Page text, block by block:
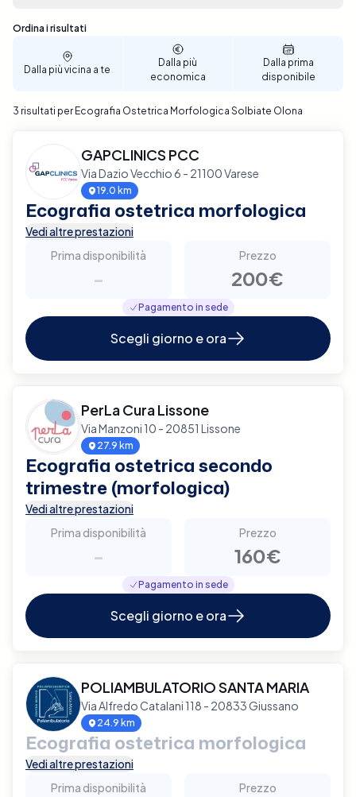
possibile selezionare la data e l'ora che meglio si
adattano alle tue necessità, rendendo la
prenotazione semplice e veloce. Affidati a Elty per
prenotare un'Ecografia Ostetrica Morfologica a
gestione della tua gravidanza.
Sono stati trovati 3 risultati
Ordina i risultati
Dalla più vicina a te
Dalla più
economica
Dalla prima
disponibile
3 risultati per Ecografia Ostetrica Morfologica Solbiate Olona
GAPCLINICS PCC
Via Dazio Vecchio 6 - 21100 Varese
19.0 km
Ecografia ostetrica morfologica
Vedi altre prestazioni
Prima disponibilità
-
Prezzo
200€
Pagamento in sede
Scegli giorno e ora
PerLa Cura Lissone
Via Manzoni 10 - 20851 Lissone
27.9 km
Ecografia ostetrica secondo
trimestre (morfologica)
Vedi altre prestazioni
Prima disponibilità
-
Prezzo
160€
Pagamento in sede
Scegli giorno e ora
POLIAMBULATORIO SANTA MARIA
Via Alfredo Catalani 118 - 20833 Giussano
24.9 km
Ecografia ostetrica morfologica
Vedi altre prestazioni
Prima disponibilità
Prezzo